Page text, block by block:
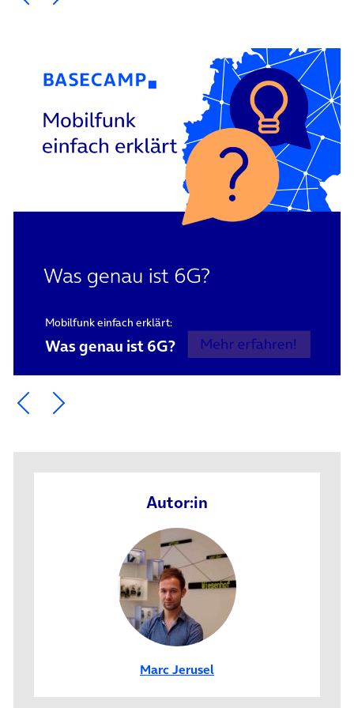
Mobilfunk einfach erklärt:
Was genau ist 6G?
Ein Element zurück blättern
Ein Element weiter blättern
Autor:in
Marc Jerusel